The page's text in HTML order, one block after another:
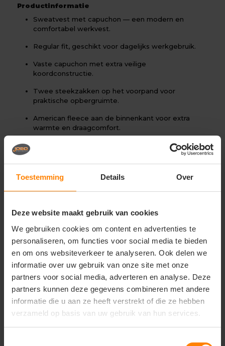
Toestemming Details Over
Deze website maakt gebruik van cookies
We gebruiken cookies om content en advertenties te
personaliseren, om functies voor social media te bieden
en om ons websiteverkeer te analyseren. Ook delen we
informatie over uw gebruik van onze site met onze
partners voor social media, adverteren en analyse. Deze
partners kunnen deze gegevens combineren met andere
informatie die u aan ze heeft verstrekt of die ze hebben
verzameld op basis van uw gebruik van hun services.
Productinformatie
Sweatvest met capuchon — een modern en
comfortabel werkvest.
Regular fit, geschikt voor dagelijks werkgebruik.
Vaste capuchon met extra veilige
koordconstructie.
Twee steekzakken op het voorpand voor
praktische opbergruimte.
American fleece aan de binnenkant voor extra
warmte en draagcomfort.
Wasbaar tot 60 °C, geschikt voor de droger voor
70% katoen / 30% polyester
Overige informatie
Unisex model, geschikt voor mannen en vrouwen.
Verkrijgbaar in meerdere basiskleuren zoals Ink,
Navy, Black, Dark Grey en Greymelange.
Ideaal voor koude werkdagen en dagelijks
professioneel gebruik.
Onder voorbehoud van productveranderingen.